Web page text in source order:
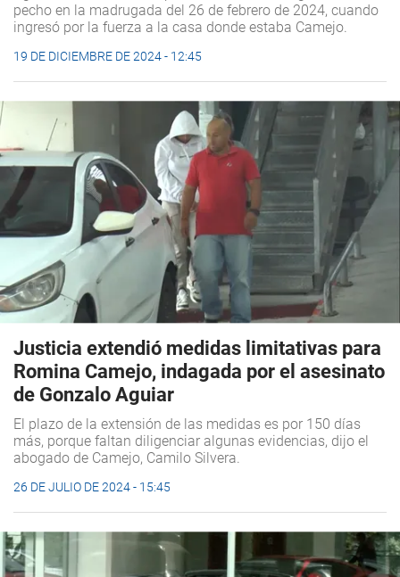
pecho en la madrugada del 26 de febrero de 2024, cuando
ingresó por la fuerza a la casa donde estaba Camejo.
19 DE DICIEMBRE DE 2024 - 12:45
Justicia extendió medidas limitativas para
Romina Camejo, indagada por el asesinato
de Gonzalo Aguiar
El plazo de la extensión de las medidas es por 150 días
más, porque faltan diligenciar algunas evidencias, dijo el
abogado de Camejo, Camilo Silvera.
26 DE JULIO DE 2024 - 15:45